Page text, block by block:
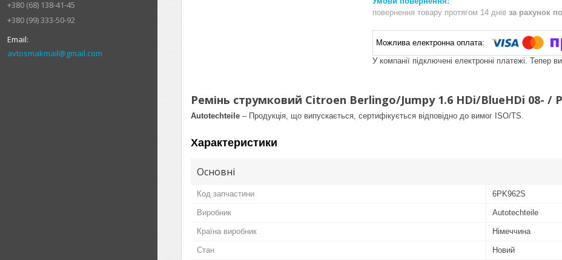
+380 (68) 138-41-45
+380 (99) 333-50-92
avtosmakmail@gmail.com
повернення товару протягом 14 днів за рахунок
У компанії підключені електронні платежі. Тепер
Ремінь струмковий Citroen Berlingo/Jumpy 1.6 HDi/BlueHDi 08-
Autotechteile – Продукція, що випускається, сертифікується відповідно до вимог ISO/TS.
Характеристики
Основні
Код запчастини 6PK962S
Виробник Autotechteile
Країна виробник Німеччина
Стан Новий